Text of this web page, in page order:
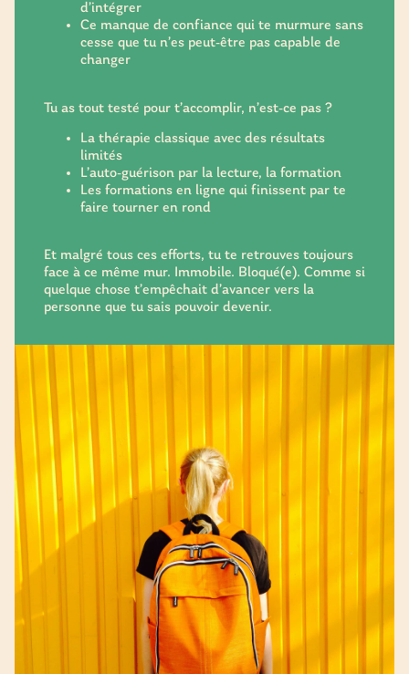
d’intégrer
Ce manque de confiance qui te murmure sans
cesse que tu n’es peut-être pas capable de
changer
Tu as tout testé pour t’accomplir, n’est-ce pas ?
La thérapie classique avec des résultats
limités
L’auto-guérison par la lecture, la formation
Les formations en ligne qui finissent par te
faire tourner en rond
Et malgré tous ces efforts, tu te retrouves toujours
face à ce même mur. Immobile. Bloqué(e). Comme si
quelque chose t’empêchait d’avancer vers la
personne que tu sais pouvoir devenir.